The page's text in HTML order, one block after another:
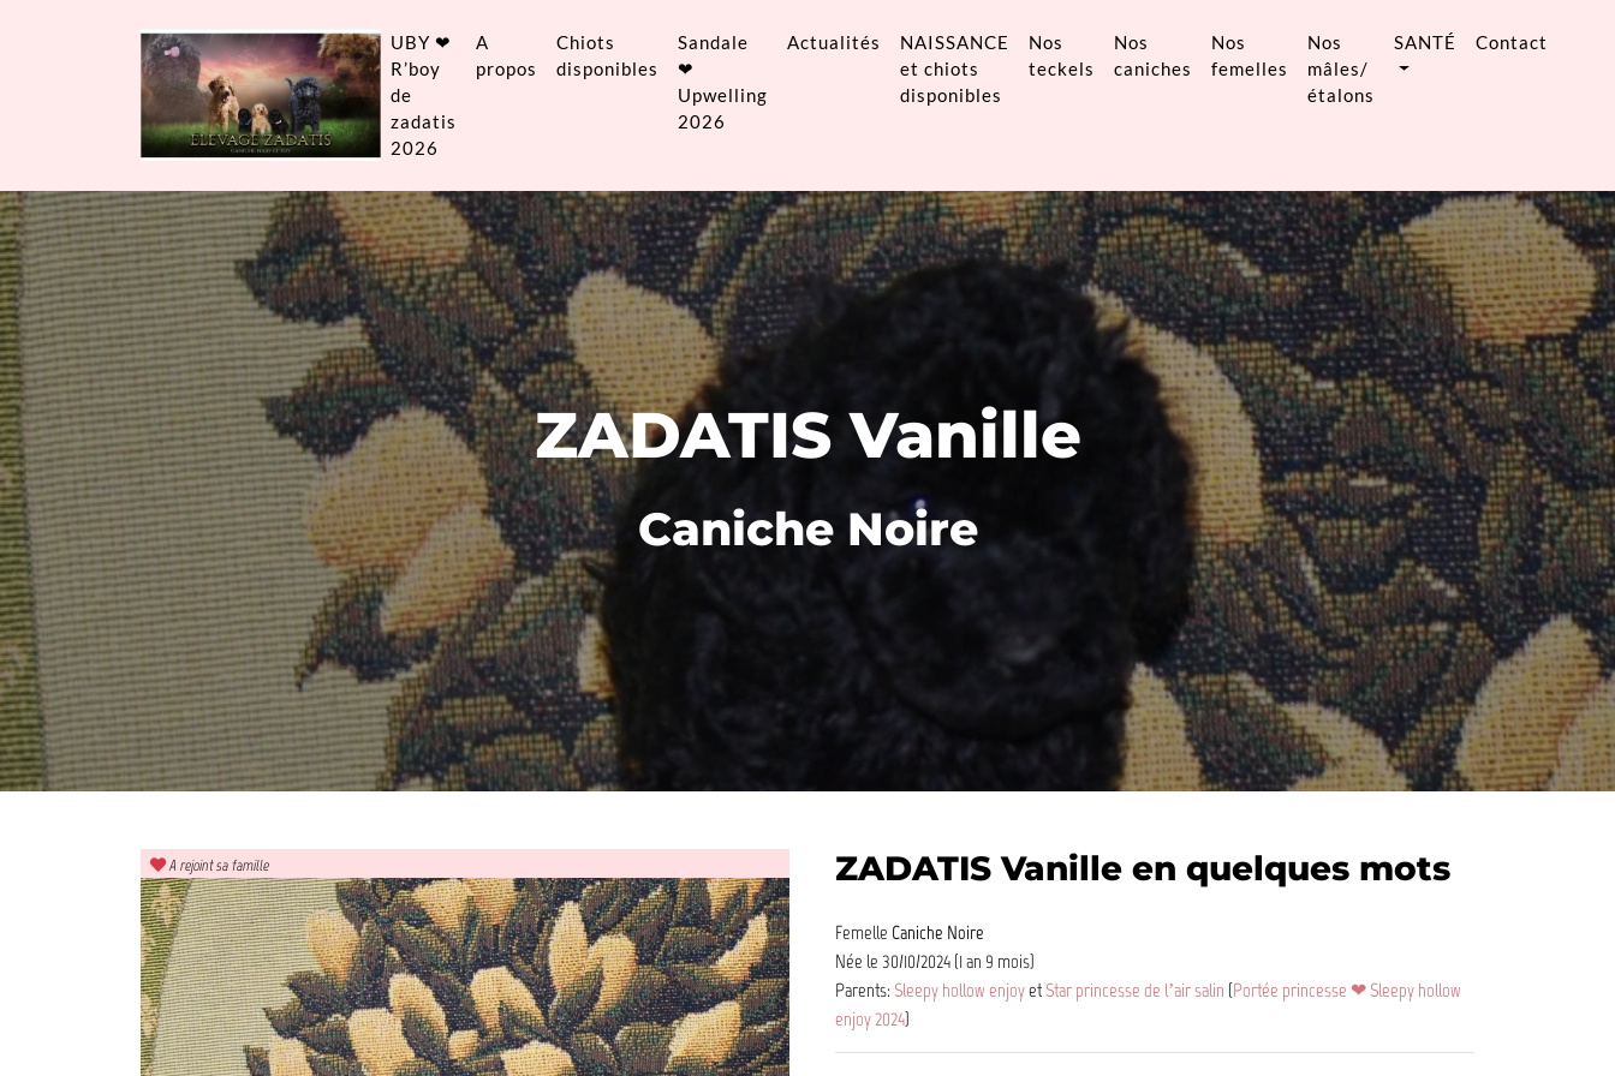
UBY ❤
R’boy
de
zadatis
2026
A
propos
Chiots
disponibles
Sandale
❤
Upwelling
2026
Actualités
NAISSANCE
et chiots
disponibles
Nos
teckels
Nos
caniches
Nos
femelles
Nos
mâles/
étalons
SANTÉ Contact
ZADATIS Vanille
Caniche Noire
A rejoint sa famille ZADATIS Vanille en quelques mots
Femelle Caniche Noire
Née le 30/10/2024 (1 an 9 mois)
Parents: Sleepy hollow enjoyet Star princesse de l’air salin (Portée princesse ❤ Sleepy hollow
enjoy 2024)